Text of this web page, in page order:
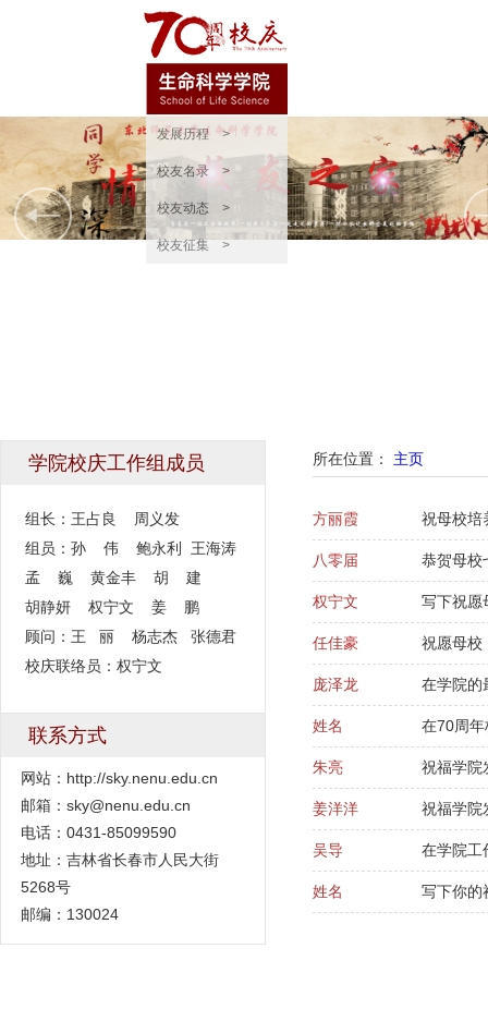
发展历程 >
校友名录 >
校友动态 >
校友征集 >
学院校庆工作组成员
组长：王占良 周义发
组员：孙 伟 鲍永利 王海涛
孟 巍 黄金丰 胡 建
胡静妍 权宁文 姜 鹏
顾问：王 丽 杨志杰 张德君
校庆联络员：权宁文
联系方式
网站：http://sky.nenu.edu.cn
邮箱：sky@nenu.edu.cn
电话：0431-85099590
地址：吉林省长春市人民大街
5268号
邮编：130024
所在位置： 主页
方丽霞 祝母校培
八零届 恭贺母校
权宁文 写下祝愿
任佳豪 祝愿母校
庞泽龙 在学院的
姓名 在70周
朱亮 祝福学院
姜洋洋 祝福学院
吴导 在学院工
姓名 写下你